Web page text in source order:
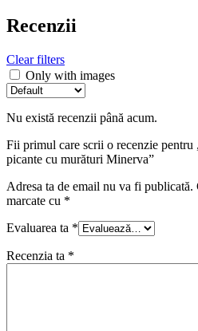
Recenzii
Clear filters
Only with images
Nu există recenzii până acum.
Fii primul care scrii o recenzie pentru
picante cu murături Minerva”
Adresa ta de email nu va fi publicată.
marcate cu *
Evaluarea ta *
Recenzia ta *